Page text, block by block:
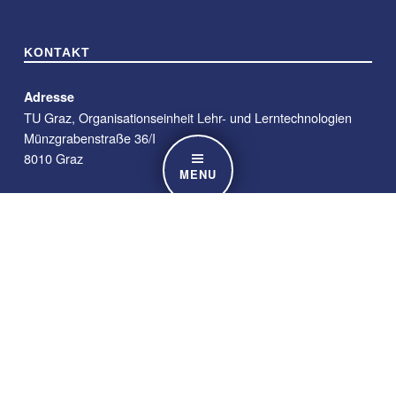
MENU
KONTAKT
Adresse
TU Graz, Organisationseinheit Lehr- und Lerntechnologien
Münzgrabenstraße 36/I
8010 Graz